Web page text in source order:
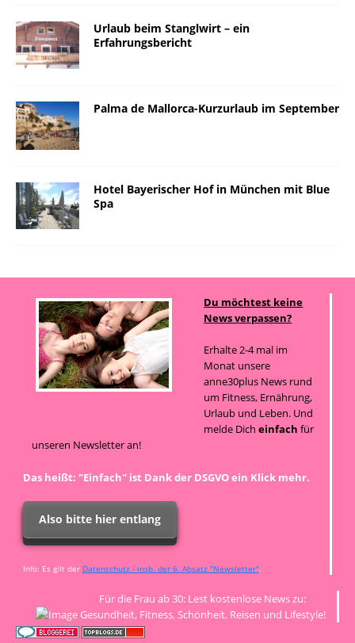
Urlaub beim Stanglwirt – ein
Erfahrungsbericht
Palma de Mallorca-Kurzurlaub im September
Hotel Bayerischer Hof in München mit Blue
Spa
Du möchtest keine
News verpassen?
Erhalte 2-4 mal im
Monat unsere
anne30plus News rund
um Fitness, Ernährung,
Urlaub und Leben. Und
melde Dicheinfach für
unseren Newsletter an!
Das heißt: "Einfach" ist Dank der DSGVO ein Klick mehr.
Also bitte hier entlang
Info: Es gilt der Datenschutz - insb. der 6. Absatz "Newsletter".
Für die Frau ab 30: Lest kostenlose News zu:
Gesundheit, Fitness, Schönheit, Reisen und Lifestyle!